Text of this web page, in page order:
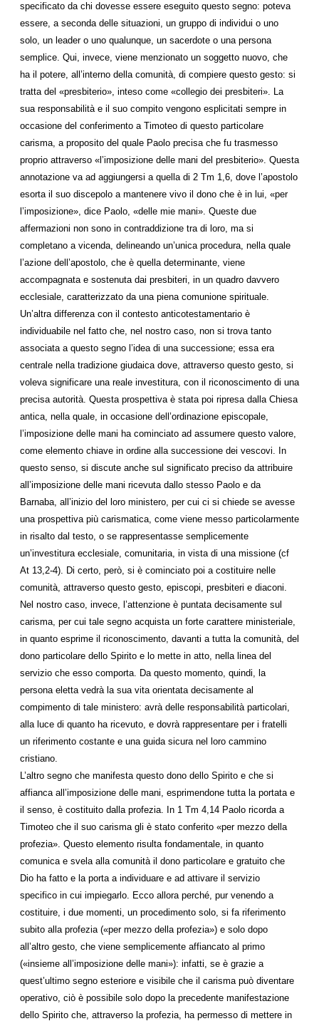
specificato da chi dovesse essere eseguito questo segno: poteva
essere, a seconda delle situazioni, un gruppo di individui o uno
solo, un leader o uno qualunque, un sacerdote o una persona
semplice. Qui, invece, viene menzionato un soggetto nuovo, che
ha il potere, all’interno della comunità, di compiere questo gesto: si
tratta del «presbiterio», inteso come «collegio dei presbiteri». La
sua responsabilità e il suo compito vengono esplicitati sempre in
occasione del conferimento a Timoteo di questo particolare
carisma, a proposito del quale Paolo precisa che fu trasmesso
proprio attraverso «l’imposizione delle mani del presbiterio». Questa
annotazione va ad aggiungersi a quella di 2 Tm 1,6, dove l’apostolo
esorta il suo discepolo a mantenere vivo il dono che è in lui, «per
l’imposizione», dice Paolo, «delle mie mani». Queste due
affermazioni non sono in contraddizione tra di loro, ma si
completano a vicenda, delineando un’unica procedura, nella quale
l’azione dell’apostolo, che è quella determinante, viene
accompagnata e sostenuta dai presbiteri, in un quadro davvero
ecclesiale, caratterizzato da una piena comunione spirituale.
Un’altra differenza con il contesto anticotestamentario è
individuabile nel fatto che, nel nostro caso, non si trova tanto
associata a questo segno l’idea di una successione; essa era
centrale nella tradizione giudaica dove, attraverso questo gesto, si
voleva significare una reale investitura, con il riconoscimento di una
precisa autorità. Questa prospettiva è stata poi ripresa dalla Chiesa
antica, nella quale, in occasione dell’ordinazione episcopale,
l’imposizione delle mani ha cominciato ad assumere questo valore,
come elemento chiave in ordine alla successione dei vescovi. In
questo senso, si discute anche sul significato preciso da attribuire
all’imposizione delle mani ricevuta dallo stesso Paolo e da
Barnaba, all’inizio del loro ministero, per cui ci si chiede se avesse
una prospettiva più carismatica, come viene messo particolarmente
in risalto dal testo, o se rappresentasse semplicemente
un’investitura ecclesiale, comunitaria, in vista di una missione (cf
At 13,2-4). Di certo, però, si è cominciato poi a costituire nelle
comunità, attraverso questo gesto, episcopi, presbiteri e diaconi.
Nel nostro caso, invece, l’attenzione è puntata decisamente sul
carisma, per cui tale segno acquista un forte carattere ministeriale,
in quanto esprime il riconoscimento, davanti a tutta la comunità, del
dono particolare dello Spirito e lo mette in atto, nella linea del
servizio che esso comporta. Da questo momento, quindi, la
persona eletta vedrà la sua vita orientata decisamente al
compimento di tale ministero: avrà delle responsabilità particolari,
alla luce di quanto ha ricevuto, e dovrà rappresentare per i fratelli
un riferimento costante e una guida sicura nel loro cammino
cristiano.
L’altro segno che manifesta questo dono dello Spirito e che si
affianca all’imposizione delle mani, esprimendone tutta la portata e
il senso, è costituito dalla profezia. In 1 Tm 4,14 Paolo ricorda a
Timoteo che il suo carisma gli è stato conferito «per mezzo della
profezia». Questo elemento risulta fondamentale, in quanto
comunica e svela alla comunità il dono particolare e gratuito che
Dio ha fatto e la porta a individuare e ad attivare il servizio
specifico in cui impiegarlo. Ecco allora perché, pur venendo a
costituire, i due momenti, un procedimento solo, si fa riferimento
subito alla profezia («per mezzo della profezia») e solo dopo
all’altro gesto, che viene semplicemente affiancato al primo
(«insieme all’imposizione delle mani»): infatti, se è grazie a
quest’ultimo segno esteriore e visibile che il carisma può diventare
operativo, ciò è possibile solo dopo la precedente manifestazione
dello Spirito che, attraverso la profezia, ha permesso di mettere in